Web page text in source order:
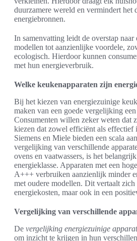
duurzamere wereld en vermindert het
energiebronnen.
In samenvatting leidt de overstap naar
modellen tot aanzienlijke voordele,
ecologisch. Hierdoor kunnen
met hun energieverbruik.
Welke keukenapparaten zijn
Bij het kiezen van energiezuinige
maken van een goede vergelijking
Consumenten willen zeker weten dat
kiezen dat zowel efficiënt als effectief
Siemens en Miele bieden een scala
vergelijking van verschillende
ovens en vaatwassers, is het
energieklasse. Apparaten met een
A+++ verbruiken aanzienlijk minder
met oudere modellen. Dit vertaalt
energiekosten, maar ook in een
Vergelijking van verschillende
De vergelijking energiezuinige
om inzicht te krijgen in hun